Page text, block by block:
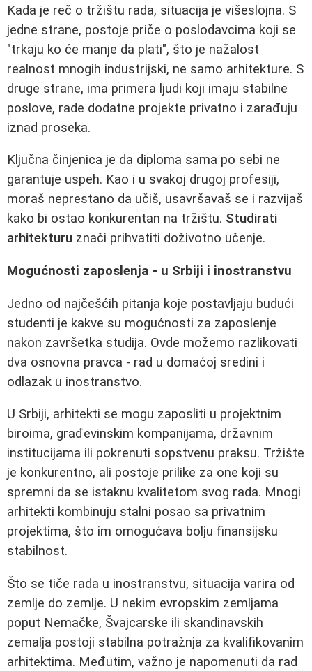
Kada je reč o tržištu rada, situacija je višeslojna. S
jedne strane, postoje priče o poslodavcima koji se
"trkaju ko će manje da plati", što je nažalost
realnost mnogih industrijski, ne samo arhitekture. S
druge strane, ima primera ljudi koji imaju stabilne
poslove, rade dodatne projekte privatno i zarađuju
iznad proseka.
Ključna činjenica je da diploma sama po sebi ne
garantuje uspeh. Kao i u svakoj drugoj profesiji,
moraš neprestano da učiš, usavršavaš se i razvijaš
kako bi ostao konkurentan na tržištu. Studirati
arhitekturu znači prihvatiti doživotno učenje.
Mogućnosti zaposlenja - u Srbiji i inostranstvu
Jedno od najčešćih pitanja koje postavljaju budući
studenti je kakve su mogućnosti za zaposlenje
nakon završetka studija. Ovde možemo razlikovati
dva osnovna pravca - rad u domaćoj sredini i
odlazak u inostranstvo.
U Srbiji, arhitekti se mogu zaposliti u projektnim
biroima, građevinskim kompanijama, državnim
institucijama ili pokrenuti sopstvenu praksu. Tržište
je konkurentno, ali postoje prilike za one koji su
spremni da se istaknu kvalitetom svog rada. Mnogi
arhitekti kombinuju stalni posao sa privatnim
projektima, što im omogućava bolju finansijsku
stabilnost.
Što se tiče rada u inostranstvu, situacija varira od
zemlje do zemlje. U nekim evropskim zemljama
poput Nemačke, Švajcarske ili skandinavskih
zemalja postoji stabilna potražnja za kvalifikovanim
arhitektima. Međutim, važno je napomenuti da rad